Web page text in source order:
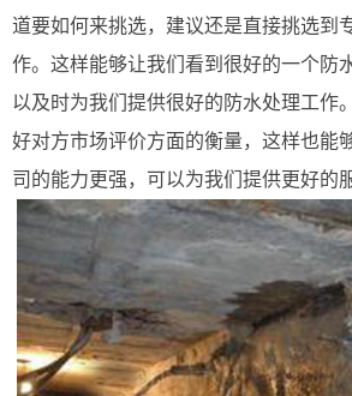
道要如何来挑选，建议还是直接挑选到
作。这样能够让我们看到很好的一个防
以及时为我们提供很好的防水处理工作
好对方市场评价方面的衡量，这样也能
司的能力更强，可以为我们提供更好的